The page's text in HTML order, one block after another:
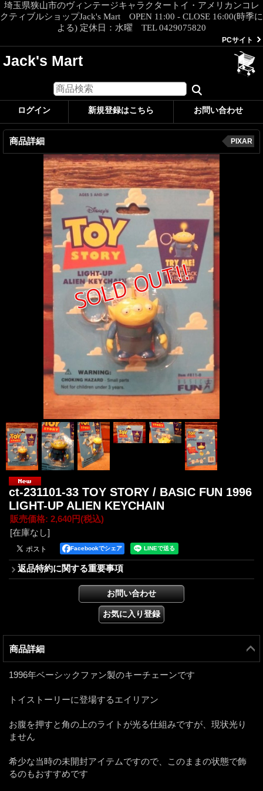
埼玉県狭山市のヴィンテージキャラクタートイ・アメリカンコレ
クティブルショップJack's Mart OPEN 11:00 - CLOSE 16:00(時季に
よる) 定休日：水曜 TEL 0429075820
PCサイト
Jack's Mart
ログイン 新規登録はこちら お問い合わせ
商品詳細 PIXAR
ct-231101-33 TOY STORY / BASIC FUN 1996
LIGHT-UP ALIEN KEYCHAIN
販売価格: 2,640円(税込)
[在庫なし]
Facebookでシェア
返品特約に関する重要事項
商品詳細
1996年ベーシックファン製のキーチェーンです
トイストーリーに登場するエイリアン
お腹を押すと角の上のライトが光る仕組みですが、現状光り
ません
希少な当時の未開封アイテムですので、このままの状態で飾
るのもおすすめです